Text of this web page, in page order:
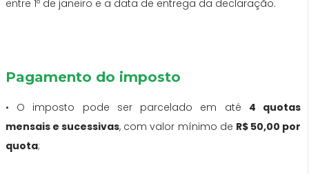
entre 1º de janeiro e a data de entrega da declaração.
Pagamento do imposto
• O imposto pode ser parcelado em até 4 quotas
mensais e sucessivas, com valor mínimo de R$ 50,00 por
quota;